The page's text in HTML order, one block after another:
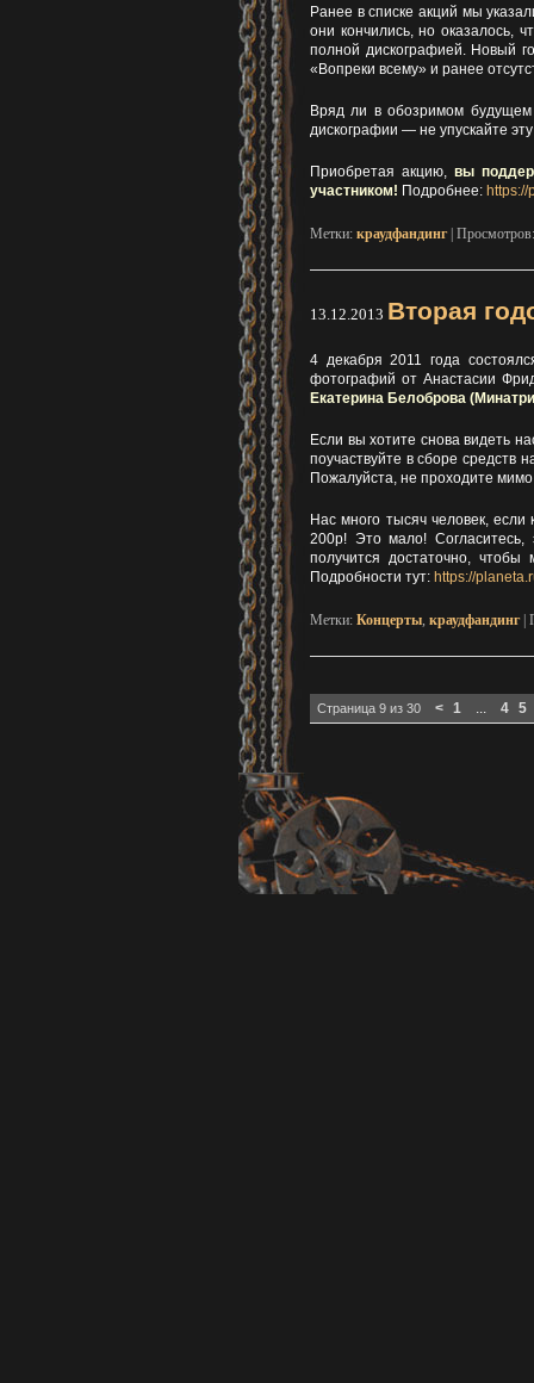
Ранее в списке акций мы
они кончились, но оказалось,
полной дискографией. Новый
«Вопреки всему» и ранее
Вряд ли в обозримом
дискографии — не упускайте
Приобретая акцию,вы
участником! Подробнее:
Метки: краудфандинг |
13.12.2013 Вторая
4 декабря 2011 года
фотографий от Анастасии
Екатерина Белоброва
Если вы хотите снова видеть
поучаствуйте в сборе средств
Пожалуйста, не проходите
Нас много тысяч человек,
200р! Это мало!
получится достаточно,
Подробности тут: https://
Метки: Концерты краудфандинг |
Навигация по записям
Страница 9 из 30 < 1 ... 4 5